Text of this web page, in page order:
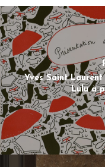
Yves Saint
Lulu à